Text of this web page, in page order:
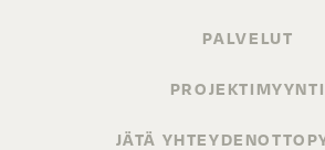
PALVELUT
PROJEKTIMYYNTI
JÄTÄ